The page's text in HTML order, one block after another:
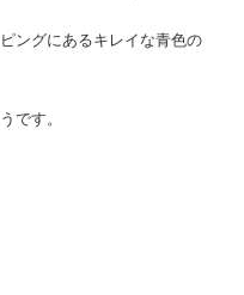
ングにあるキレイな青色の
です。